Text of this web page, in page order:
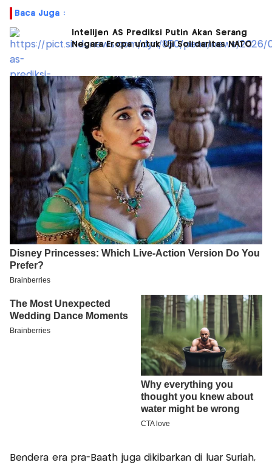
Baca Juga :
Intelijen AS Prediksi Putin Akan Serang
Negara Eropa untuk Uji Solidaritas NATO
Bendera era pra-Baath juga dikibarkan di luar Suriah,